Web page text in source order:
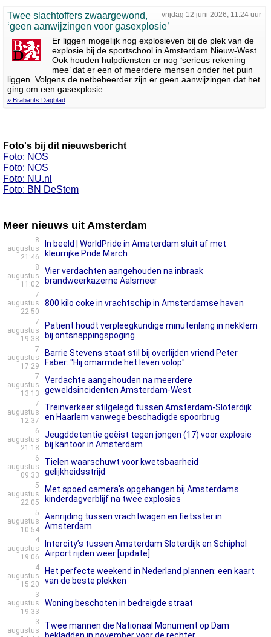
vrijdag 12 juni 2026, 11:24 uur
Twee slachtoffers zwaargewond,
‘geen aanwijzingen voor gasexplosie’
Er liggen mogelijk nog explosieven bij de plek van de
explosie bij de sportschool in Amsterdam Nieuw-West.
Ook houden hulpdiensten er nog ‘serieus rekening
mee’ dat er een of meerdere mensen onder het puin
liggen. Volgens de netbeheerder zijn er geen aanwijzingen dat het
ging om een gasexplosie.
» Brabants Dagblad
Foto's bij dit nieuwsbericht
Foto: NOS
Foto: NOS
Foto: NU.nl
Foto: BN DeStem
Meer nieuws uit Amsterdam
8
augustus
21:46
In beeld | WorldPride in Amsterdam sluit af met
kleurrijke Pride March
8
augustus
11:02
Vier verdachten aangehouden na inbraak
brandweerkazerne Aalsmeer
7
augustus
22:50
800 kilo coke in vrachtschip in Amsterdamse haven
7
augustus
19:38
Patiënt houdt verpleegkundige minutenlang in nekklem
bij ontsnappingspoging
7
augustus
17:29
Barrie Stevens staat stil bij overlijden vriend Peter
Faber: "Hij omarmde het leven volop"
7
augustus
13:13
Verdachte aangehouden na meerdere
geweldsincidenten Amsterdam-West
7
augustus
12:37
Treinverkeer stilgelegd tussen Amsterdam-Sloterdijk
en Haarlem vanwege beschadigde spoorbrug
6
augustus
21:18
Jeugddetentie geëist tegen jongen (17) voor explosie
bij kantoor in Amsterdam
6
augustus
09:33
Tielen waarschuwt voor kwetsbaarheid
gelijkheidsstrijd
5
augustus
22:05
Met spoed camera's opgehangen bij Amsterdams
kinderdagverblijf na twee explosies
5
augustus
10:54
Aanrijding tussen vrachtwagen en fietsster in
Amsterdam
4
augustus
19:06
Intercity’s tussen Amsterdam Sloterdijk en Schiphol
Airport rijden weer [update]
4
augustus
15:20
Het perfecte weekend in Nederland plannen: een kaart
van de beste plekken
3
augustus
19:33
Woning beschoten in bedreigde straat
3
augustus
Twee mannen die Nationaal Monument op Dam